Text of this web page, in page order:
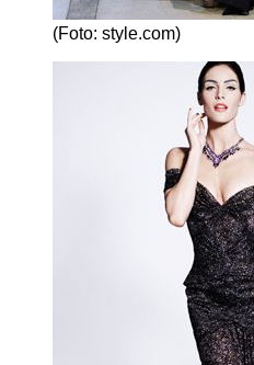
(Foto: style.com)